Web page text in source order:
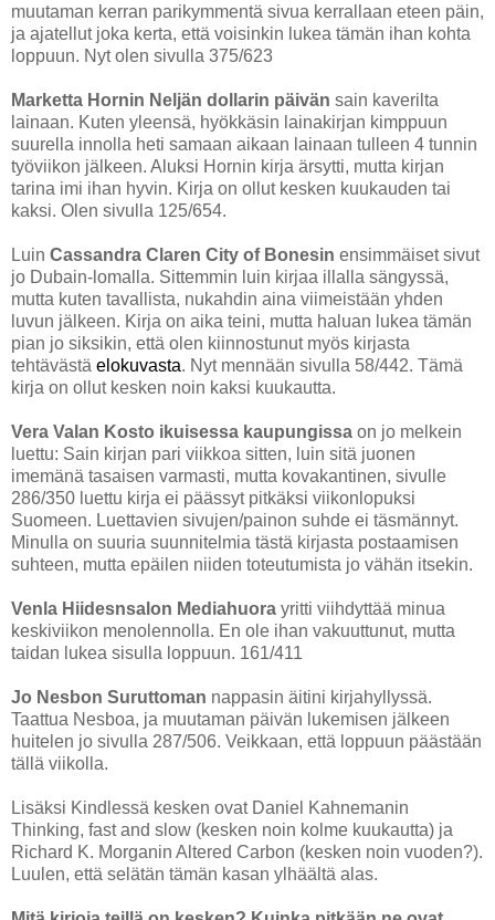
muutaman kerran parikymmentä sivua kerrallaan eteen päin,
ja ajatellut joka kerta, että voisinkin lukea tämän ihan kohta
loppuun. Nyt olen sivulla 375/623
Marketta Hornin Neljän dollarin päivän sain kaverilta
lainaan. Kuten yleensä, hyökkäsin lainakirjan kimppuun
suurella innolla heti samaan aikaan lainaan tulleen 4 tunnin
työviikon jälkeen. Aluksi Hornin kirja ärsytti, mutta kirjan
tarina imi ihan hyvin. Kirja on ollut kesken kuukauden tai
kaksi. Olen sivulla 125/654.
Luin Cassandra Claren City of Bonesin ensimmäiset sivut
jo Dubain-lomalla. Sittemmin luin kirjaa illalla sängyssä,
mutta kuten tavallista, nukahdin aina viimeistään yhden
luvun jälkeen. Kirja on aika teini, mutta haluan lukea tämän
pian jo siksikin, että olen kiinnostunut myös kirjasta
tehtävästä elokuvasta. Nyt mennään sivulla 58/442. Tämä
kirja on ollut kesken noin kaksi kuukautta.
Vera Valan Kosto ikuisessa kaupungissa on jo melkein
luettu: Sain kirjan pari viikkoa sitten, luin sitä juonen
imemänä tasaisen varmasti, mutta kovakantinen, sivulle
286/350 luettu kirja ei päässyt pitkäksi viikonlopuksi
Suomeen. Luettavien sivujen/painon suhde ei täsmännyt.
Minulla on suuria suunnitelmia tästä kirjasta postaamisen
suhteen, mutta epäilen niiden toteutumista jo vähän itsekin.
Venla Hiidesnsalon Mediahuora yritti viihdyttää minua
keskiviikon menolennolla. En ole ihan vakuuttunut, mutta
taidan lukea sisulla loppuun. 161/411
Jo Nesbon Suruttoman nappasin äitini kirjahyllyssä.
Taattua Nesboa, ja muutaman päivän lukemisen jälkeen
huitelen jo sivulla 287/506. Veikkaan, että loppuun päästään
tällä viikolla.
Lisäksi Kindlessä kesken ovat Daniel Kahnemanin
Thinking, fast and slow (kesken noin kolme kuukautta) ja
Richard K. Morganin Altered Carbon (kesken noin vuoden?).
Luulen, että selätän tämän kasan ylhäältä alas.